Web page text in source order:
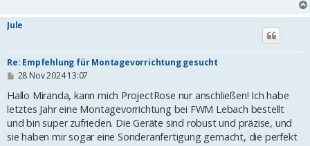
Jule
Re: Empfehlung für Montagevorrichtung gesucht
B
i
t
r
a
g
28 Nov 2024 13:07
Hallo Miranda, kann mich ProjectRose nur anschließen! Ich habe
letztes Jahr eine Montagevorrichtung bei FWM Lebach bestellt
und bin super zufrieden. Die Geräte sind robust und präzise, und
sie haben mir sogar eine Sonderanfertigung gemacht, die perfekt